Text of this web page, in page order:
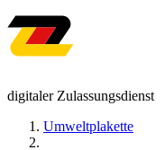
digitaler Zulassungsdienst
Umweltplakette